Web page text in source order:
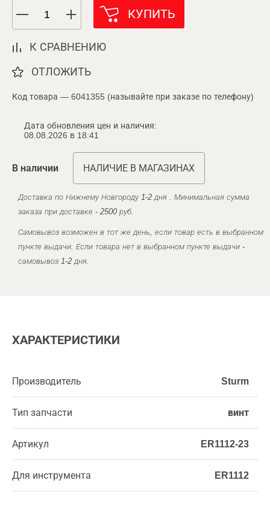
КУПИТЬ
К СРАВНЕНИЮ
ОТЛОЖИТЬ
Код товара — 6041355 (называйте при заказе по телефону)
Дата обновления цен и наличия:
08.08.2026 в 18:41
В наличии НАЛИЧИЕ В МАГАЗИНАХ
Доставка по Нижнему Новгороду 1-2 дня . Минимальная сумма
заказа при доставке - 2500 руб.
Самовывоз возможен в тот же день, если товар есть в выбранном
пункте выдачи. Если товара нет в выбранном пункте выдачи -
самовывоз 1-2 дня.
ХАРАКТЕРИСТИКИ
Производитель Sturm
Тип запчасти винт
Артикул ER1112-23
Для инструмента ER1112